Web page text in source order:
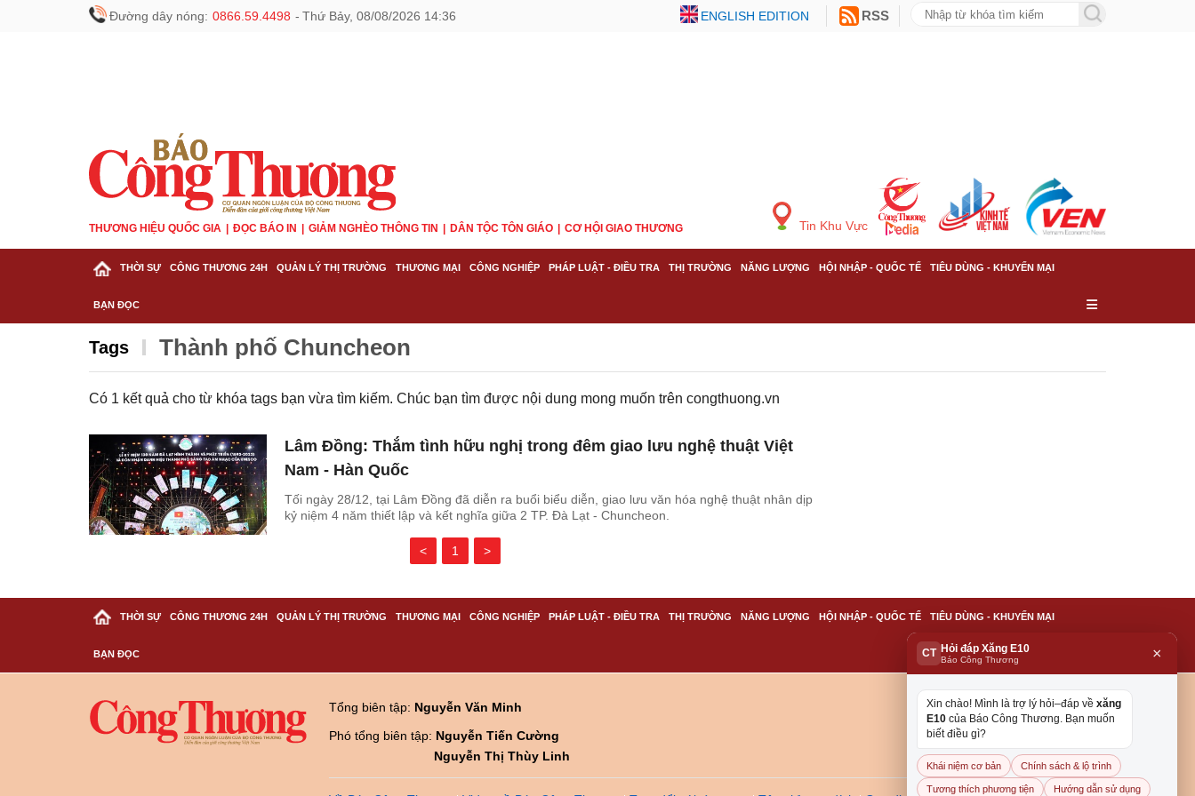
Đường dây nóng: 0866.59.4498 - Thứ Bảy, 08/08/2026 14:36 RSS
ENGLISH EDITION
THƯƠNG HIỆU QUỐC GIA ĐỌC BÁO IN GIẢM NGHÈO THÔNG TIN DÂN TỘC TÔN GIÁO CƠ HỘI GIAO THƯƠNG Tin Khu Vực
THỜI SỰ CÔNG THƯƠNG 24H QUẢN LÝ THỊ TRƯỜNG THƯƠNG MẠI CÔNG NGHIỆP PHÁP LUẬT - ĐIỀU TRA THỊ TRƯỜNG NĂNG LƯỢNG HỘI NHẬP - QUỐC TẾ TIÊU DÙNG - KHUYẾN MẠI
BẠN ĐỌC
Tags Thành phố Chuncheon
Có 1 kết quả cho từ khóa tags bạn vừa tìm kiếm. Chúc bạn tìm được nội dung mong muốn trên congthuong.vn
Lâm Đồng: Thắm tình hữu nghị trong đêm giao lưu nghệ thuật Việt
Nam - Hàn Quốc
Tối ngày 28/12, tại Lâm Đồng đã diễn ra buổi biểu diễn, giao lưu văn hóa nghệ thuật nhân dịp
kỷ niệm 4 năm thiết lập và kết nghĩa giữa 2 TP. Đà Lạt - Chuncheon.
< 1 >
THỜI SỰ CÔNG THƯƠNG 24H QUẢN LÝ THỊ TRƯỜNG THƯƠNG MẠI CÔNG NGHIỆP PHÁP LUẬT - ĐIỀU TRA THỊ TRƯỜNG NĂNG LƯỢNG HỘI NHẬP - QUỐC TẾ TIÊU DÙNG - KHUYẾN MẠI
BẠN ĐỌC
Tổng biên tập: Nguyễn Văn Minh
Phó tổng biên tập: Nguyễn Tiến Cường
Nguyễn Thị Thùy Linh
CT Hỏi đáp Xăng E10
Báo Công Thương ×
Xin chào! Mình là trợ lý hỏi–đáp về xăng
E10 của Báo Công Thương. Bạn muốn
biết điều gì?
Khái niệm cơ bản Chính sách & lộ trình
Tương thích phương tiện Hướng dẫn sử dụng